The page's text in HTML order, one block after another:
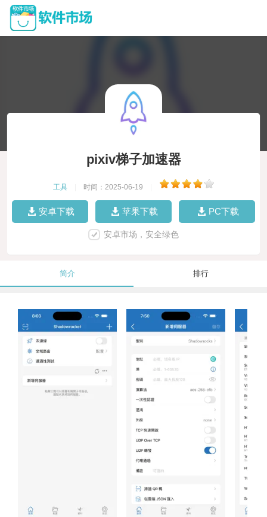
pixiv梯子加速器
工具 时间：2025-06-19
安卓下载 苹果下载 PC下载
安卓市场，安全绿色
简介 排行